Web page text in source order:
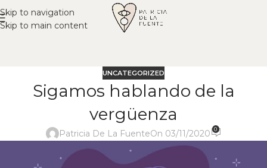
Skip to navigation
Skip to main content
UNCATEGORIZED
Sigamos hablando de la
vergüenza
Patricia De La FuenteOn 03/11/2020 0